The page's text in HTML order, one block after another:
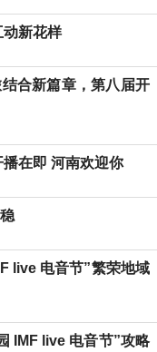
动新花样
合新篇章，第八届开
在即 河南欢迎你
live 电音节”繁荣地域
IMF live 电音节”攻略